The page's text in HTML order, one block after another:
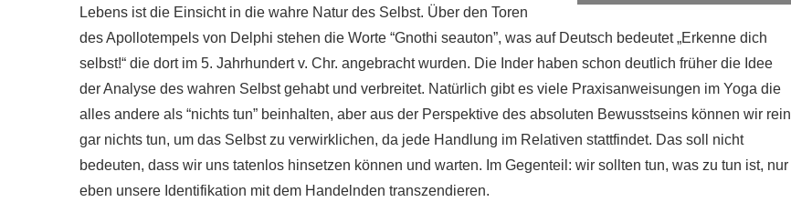
Lebens ist die Einsicht in die wahre Natur des Selbst. Über den Toren
des Apollotempels von Delphi stehen die Worte “Gnothi seauton”, was auf Deutsch bedeutet „Erkenne dich
selbst!“ die dort im 5. Jahrhundert v. Chr. angebracht wurden. Die Inder haben schon deutlich früher die Idee
der Analyse des wahren Selbst gehabt und verbreitet. Natürlich gibt es viele Praxisanweisungen im Yoga die
alles andere als “nichts tun” beinhalten, aber aus der Perspektive des absoluten Bewusstseins können wir rein
gar nichts tun, um das Selbst zu verwirklichen, da jede Handlung im Relativen stattfindet. Das soll nicht
bedeuten, dass wir uns tatenlos hinsetzen können und warten. Im Gegenteil: wir sollten tun, was zu tun ist, nur
eben unsere Identifikation mit dem Handelnden transzendieren.